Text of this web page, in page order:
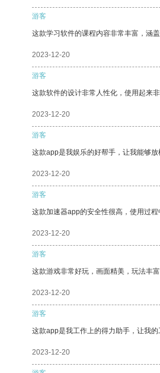
游客
这款学习软件的课程内容非常丰富，涵
2023-12-20
游客
这款软件的设计非常人性化，使用起来非
2023-12-20
游客
这款app是我娱乐的好帮手，让我能够放
2023-12-20
游客
这款加速器app的安全性很高，使用过程
2023-12-20
游客
这款游戏非常好玩，画面精美，玩法丰
2023-12-20
游客
这款app是我工作上的得力助手，让我
2023-12-20